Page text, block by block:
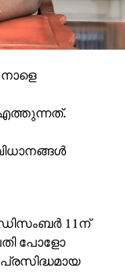
11ന്
പോളോ